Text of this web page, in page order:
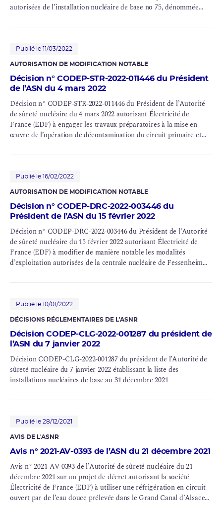
autorisées de l’installation nucléaire de base no 75, dénommée
Publié le 11/03/2022
AUTORISATION DE MODIFICATION NOTABLE
Décision n° CODEP-STR-2022-011446 du Président
de l’ASN du 4 mars 2022
Décision n° CODEP-STR-2022-011446 du Président de l’Autorité
de sûreté nucléaire du 4 mars 2022 autorisant Électricité de
France (EDF) à engager les travaux préparatoires à la mise en
œuvre de l’opération de décontamination ducircuit primaire et
Publié le 16/02/2022
AUTORISATION DE MODIFICATION NOTABLE
Décision n° CODEP-DRC-2022-003446 du
Président de l’ASN du 15 février 2022
Décision n° CODEP-DRC-2022-003446 du Président de l’Autorité
de sûreté nucléaire du 15 février 2022 autorisant Électricité de
France (EDF) à modifier de manière notable les modalités
d’exploitation autorisées de la centrale nucléaire de Fessenheim
Publié le 10/01/2022
DÉCISIONS RÉGLEMENTAIRES DE L'ASNR
Décision CODEP-CLG-2022-001287 du président de
l’ASN du 7 janvier 2022
Décision CODEP-CLG-2022-001287 du président de l’Autorité de
sûreté nucléaire du 7 janvier 2022 établissant la liste des
installations nucléaires de base au 31 décembre 2021
Publié le 28/12/2021
AVIS DE L'ASNR
Avis n° 2021-AV-0393 de l’ASN du 21 décembre 2021
Avis n° 2021-AV-0393 de l’Autorité de sûreté nucléaire du 21
décembre 2021 sur un projet de décret autorisant la société
Électricité de France (EDF) à utiliser une réfrigération en circuit
ouvert par de l’eau douce prélevée dans le Grand Canal d’Alsace